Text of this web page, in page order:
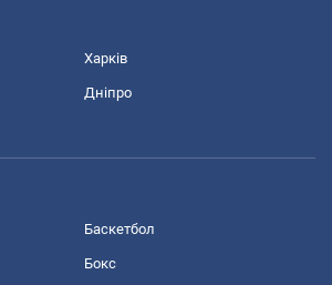
Харків
Дніпро
Баскетбол
Бокс